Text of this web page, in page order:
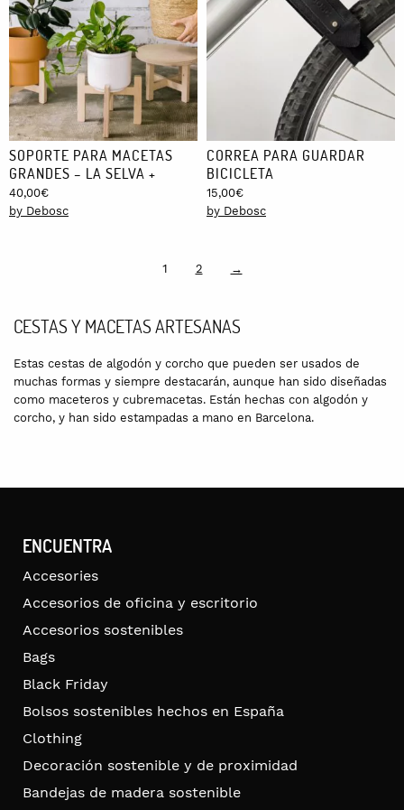
SOPORTE PARA MACETAS
GRANDES – LA SELVA +
40,00€
by Debosc
CORREA PARA GUARDAR
BICICLETA
15,00€
by Debosc
1 2 →
CESTAS Y MACETAS ARTESANAS
Estas cestas de algodón y corcho que pueden ser usados de
muchas formas y siempre destacarán, aunque han sido diseñadas
como maceteros y cubremacetas. Están hechas con algodón y
corcho, y han sido estampadas a mano en Barcelona.
ENCUENTRA
Accesories
Accesorios de oficina y escritorio
Accesorios sostenibles
Bags
Black Friday
Bolsos sostenibles hechos en España
Clothing
Decoración sostenible y de proximidad
Bandejas de madera sostenible